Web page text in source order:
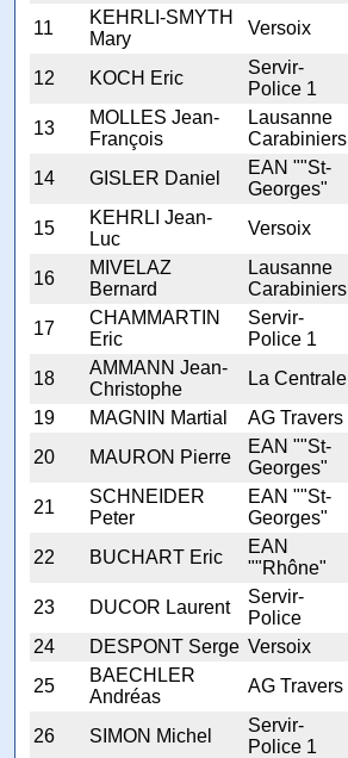
11
KEHRLI-SMYTH
Mary
Versoix
12 KOCH Eric
Servir-
Police 1
13
MOLLES Jean-
François
Lausanne
Carabiniers
14 GISLER Daniel
EAN ""St-
Georges"
15
KEHRLI Jean-
Luc
Versoix
16
MIVELAZ
Bernard
Lausanne
Carabiniers
17
CHAMMARTIN
Eric
Servir-
Police 1
18
AMMANN Jean-
Christophe
La Centrale
19
MAGNIN Martial AG Travers
20
MAURON Pierre
EAN ""St-
Georges"
21
SCHNEIDER
Peter
EAN ""St-
Georges"
22 BUCHART Eric
EAN
""Rhône"
23 DUCOR Laurent
Servir-
Police
24
DESPONT Serge Versoix
25
BAECHLER
Andréas
AG Travers
26 SIMON Michel
Servir-
Police 1